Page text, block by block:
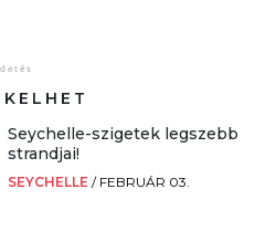
Seychelle-szigetek legszebb
strandjai!
SEYCHELLE / FEBRUÁR 03.